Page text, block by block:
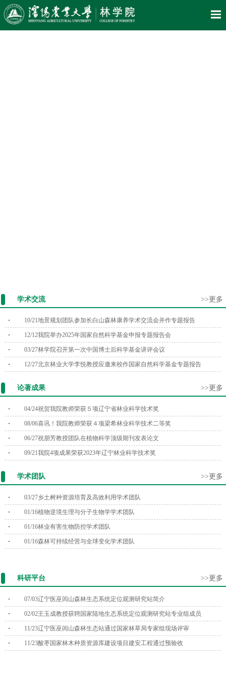
>>更多
学术交流
10/21地景规划团队参加长白山森林康养学术交流会并作专题报告
12/12我院举办2025年国家自然科学基金申报专题报告会
03/27林学院召开第一次中国博士后科学基金讲评会议
12/27北京林业大学李悦教授应邀来校作国家自然科学基金专题报告
>>更多
论著成果
04/24祝贺我院教师荣获５项辽宁省林业科学技术奖
08/06喜讯！我院教师荣获４项梁希林业科学技术二等奖
06/27祝朋芳教授团队在植物科学顶级期刊发表论文
09/21我院4项成果荣获2023年辽宁林业科学技术奖
>>更多
学术团队
03/27乡土树种资源培育及高效利用学术团队
01/16植物逆境生理与分子生物学学术团队
01/16林业有害生物防控学术团队
01/16森林可持续经营与全球变化学术团队
>>更多
科研平台
07/03辽宁医巫闾山森林生态系统定位观测研究站简介
02/02王玉成教授获聘国家陆地生态系统定位观测研究站专业组成员
11/23辽宁医巫闾山森林生态站通过国家林草局专家组现场评审
11/23酸枣国家林木种质资源库建设项目建安工程通过预验收